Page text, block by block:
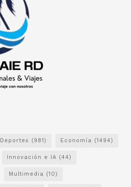
Deportes (981) Economía (1494)
Innovación e IA (44)
Multimedia (10)